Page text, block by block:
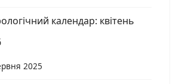
календар: квітень
2025